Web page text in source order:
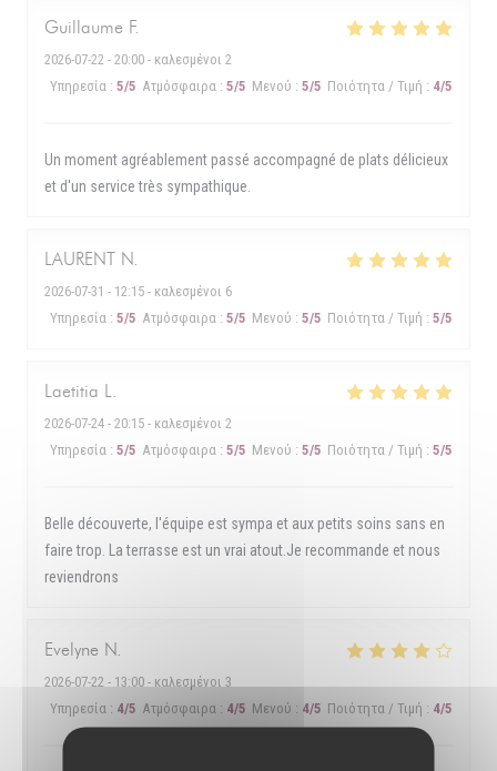
Guillaume F
2026-07-22 - 20:00 - καλεσμένοι 2
Υπηρεσία : 5/5 Ατμόσφαιρα : 5/5 Μενού : 5/5 Ποιότητα / Τιμή : 4/5
Un moment agréablement passé accompagné de plats délicieux
et d'un service très sympathique.
LAURENT N
2026-07-31 - 12:15 - καλεσμένοι 6
Υπηρεσία : 5/5 Ατμόσφαιρα : 5/5 Μενού : 5/5 Ποιότητα / Τιμή : 5/5
Laetitia L
2026-07-24 - 20:15 - καλεσμένοι 2
Υπηρεσία : 5/5 Ατμόσφαιρα : 5/5 Μενού : 5/5 Ποιότητα / Τιμή : 5/5
Belle découverte, l'équipe est sympa et aux petits soins sans en
faire trop. La terrasse est un vrai atout.Je recommande et nous
reviendrons
Evelyne N
2026-07-22 - 13:00 - καλεσμένοι 3
Υπηρεσία : 4/5 Ατμόσφαιρα : 4/5 Μενού : 4/5 Ποιότητα / Τιμή : 4/5